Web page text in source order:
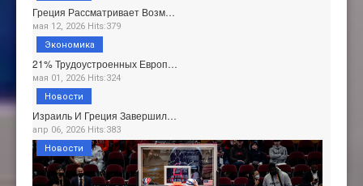
Греция Рассматривает Возм…
мая 12, 2026 Hits:379
21% Трудоустроенных Европ…
мая 01, 2026 Hits:324
Экономика
Израиль И Греция Завершил…
апр 06, 2026 Hits:383
Новости
Новости